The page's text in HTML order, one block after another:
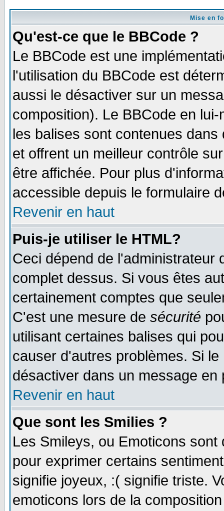
Mise en
Qu'est-ce que le BBCode ?
Le BBCode est une
l'utilisation du BBCode est
aussi le désactiver sur un
composition). Le BBCode en
les balises sont contenues
et offrent un meilleur contrôle
être affichée. Pour plus
accessible depuis le formulaire
Revenir en haut
Puis-je utiliser le HTML?
Ceci dépend de l'administrateur
complet dessus. Si vous êtes
certainement comptes que
C'est une mesure de sécurité
utilisant certaines balises qui
causer d'autres problèmes. Si
désactiver dans un message
Revenir en haut
Que sont les Smilies ?
Les Smileys, ou Emoticons
pour exprimer certains
signifie joyeux, :( signifie triste.
emoticons lors de la